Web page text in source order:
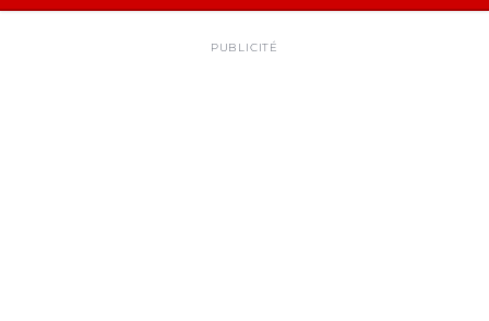
PUBLICITÉ